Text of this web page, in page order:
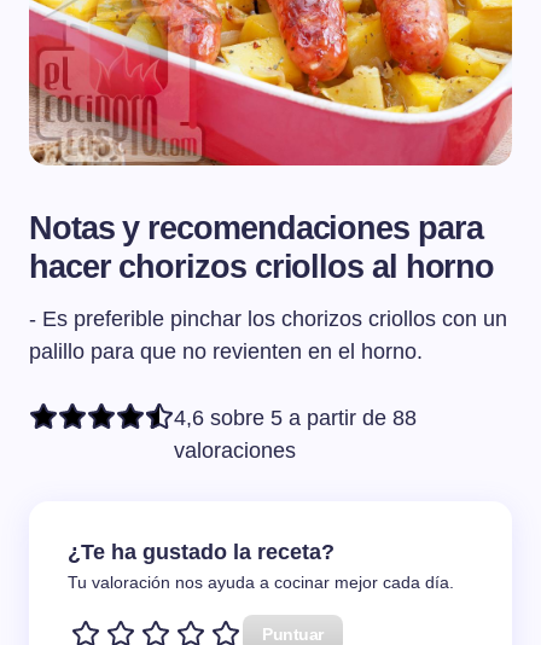
Notas y recomendaciones para
hacer chorizos criollos al horno
- Es preferible pinchar los chorizos criollos con un
palillo para que no revienten en el horno.
4,6 sobre 5 a partir de 88
valoraciones
¿Te ha gustado la receta?
Tu valoración nos ayuda a cocinar mejor cada día.
Puntuar